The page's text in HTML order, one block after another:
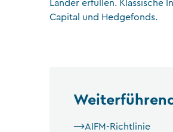
Länder erfüllen. Klassische
Capital und Hedgefonds.
AIFM-Richtlinie